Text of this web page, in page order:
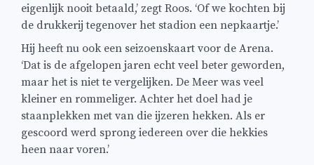
eigenlijk nooit betaald,’ zegt Roos. ‘Of we kochten bij
de drukkerij tegenover het stadion een nepkaartje.’
Hij heeft nu ook een seizoenskaart voor de Arena.
‘Dat is de afgelopen jaren echt veel beter geworden,
maar het is niet te vergelijken. De Meer was veel
kleiner en rommeliger. Achter het doel had je
staanplekken met van die ijzeren hekken. Als er
gescoord werd sprong iedereen over die hekkies
heen naar voren.’